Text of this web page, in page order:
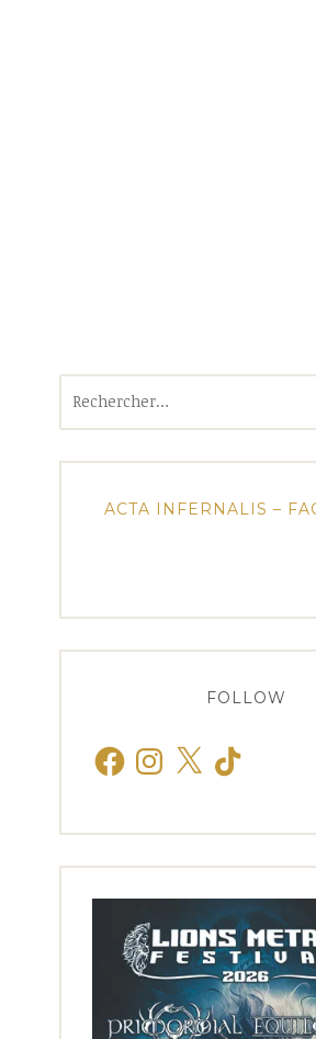
ACTA INFERNALIS –
FOLLOW
FacebookInstagram
X TikTok